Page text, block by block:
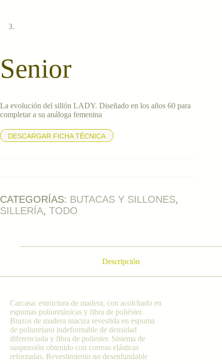
Senior
La evolución del sillón LADY. Diseñado en los años 60 para
completar a su análoga femenina
DESCARGAR FICHA TÉCNICA
CATEGORÍAS: BUTACAS Y SILLONES,
SILLERÍA, TODO
Descripción
Carcasa: estructura de madera, con acolchado en
espumas poliuretánicas y fibra de poliéster.
Brazos de madera maciza revestida en espuma
de poliuretano indeformable de densidad
diferenciada y fibra de poliester. Sistema de
suspensión obtenido con correas elásticas
reforzadas. Revestimiento no desenfundable